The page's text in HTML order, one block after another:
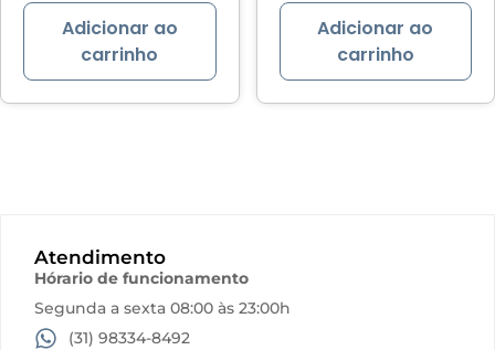
Adicionar ao
carrinho
Adicionar ao
carrinho
Atendimento
Hórario de funcionamento
Segunda a sexta 08:00 às 23:00h
(31) 98334-8492